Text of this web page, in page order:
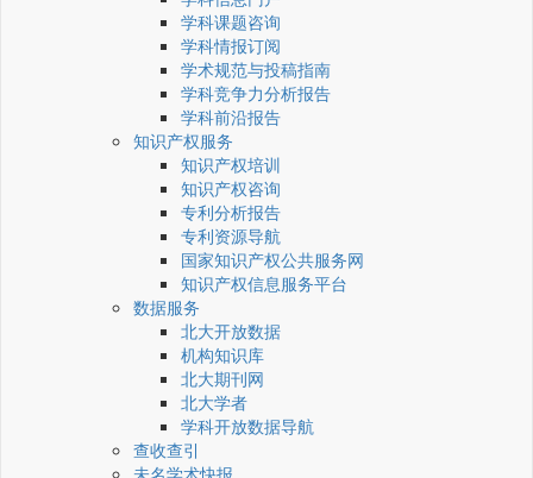
学科课题咨询
学科情报订阅
学术规范与投稿指南
学科竞争力分析报告
学科前沿报告
知识产权服务
知识产权培训
知识产权咨询
专利分析报告
专利资源导航
国家知识产权公共服务网
知识产权信息服务平台
数据服务
北大开放数据
机构知识库
北大期刊网
北大学者
学科开放数据导航
查收查引